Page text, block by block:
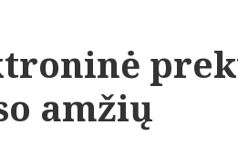
amžių